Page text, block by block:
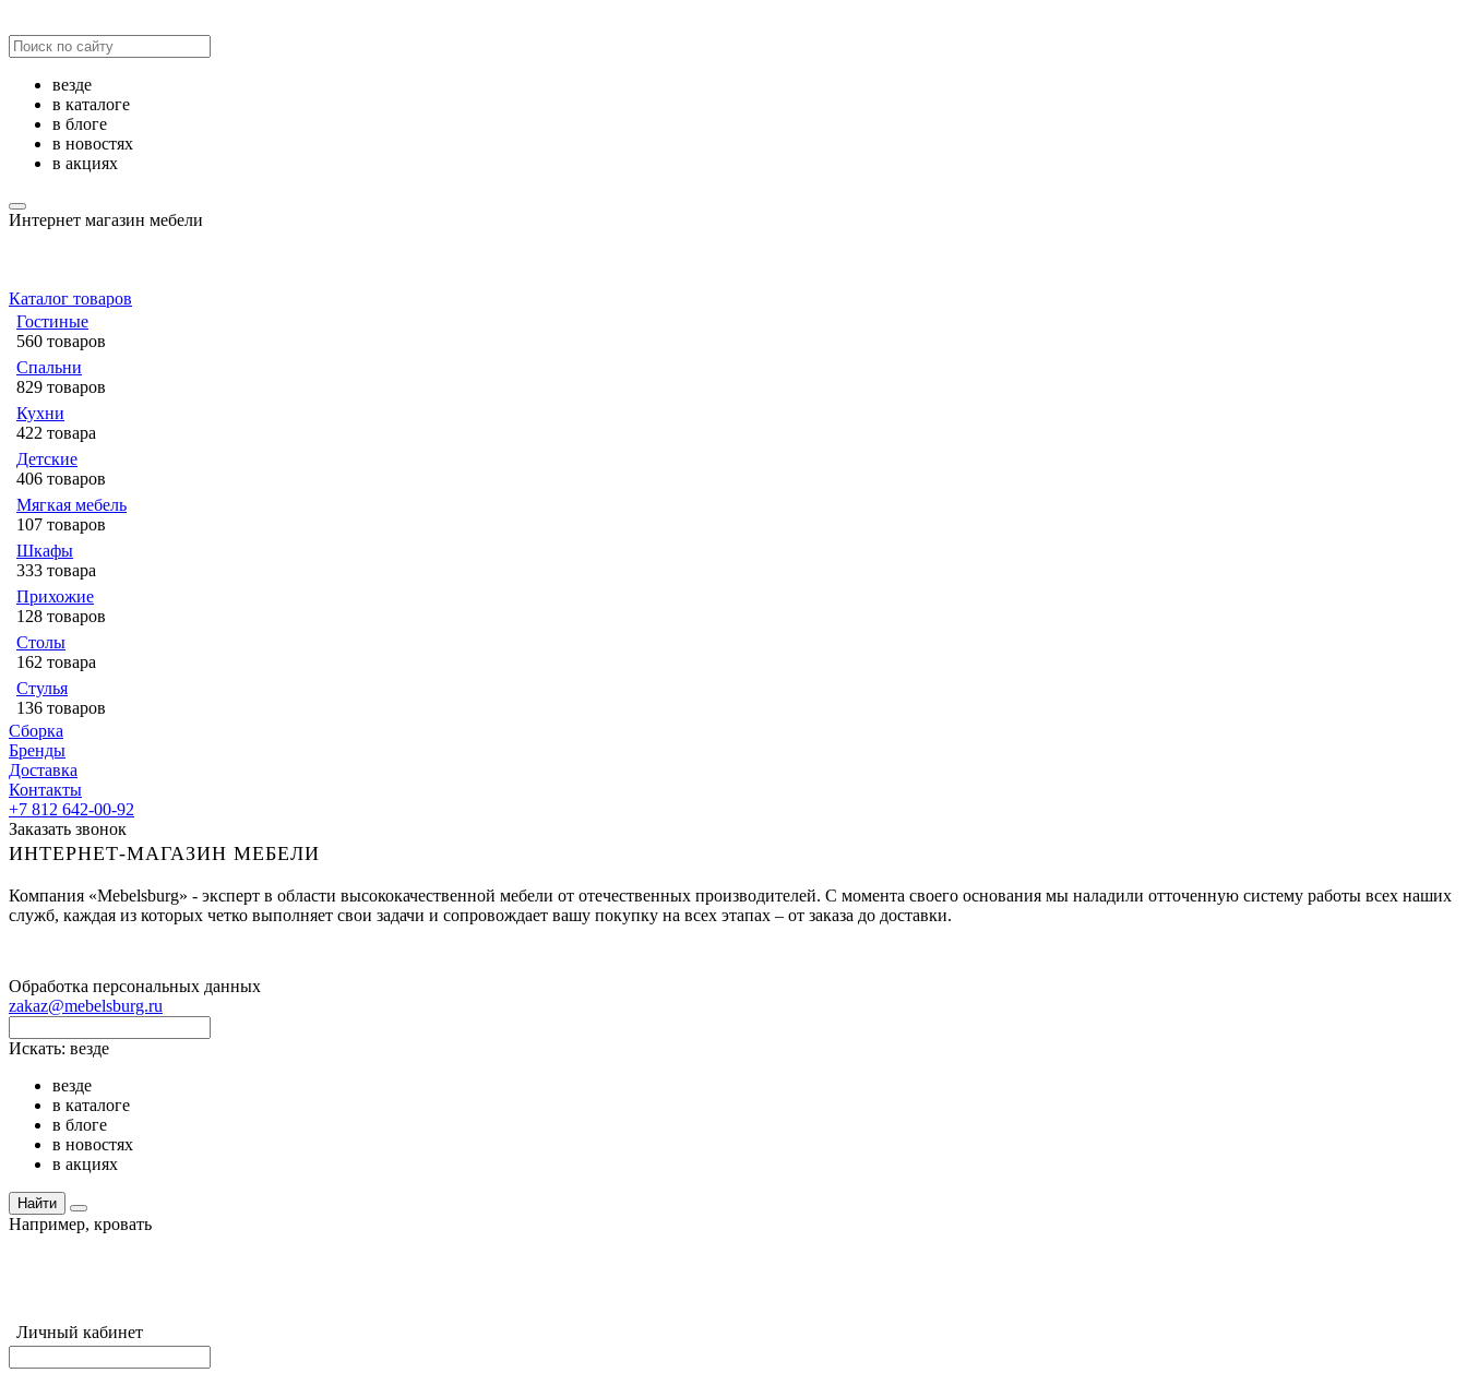
везде
в каталоге
в блоге
в новостях
в акциях
Интернет магазин мебели
Каталог товаров
Гостиные
560 товаров
Спальни
829 товаров
Кухни
422 товара
Детские
406 товаров
Мягкая мебель
107 товаров
Шкафы
333 товара
Прихожие
128 товаров
Столы
162 товара
Стулья
136 товаров
Сборка
Бренды
Доставка
Контакты
+7 812 642-00-92
Заказать звонок
ИНТЕРНЕТ-МАГАЗИН МЕБЕЛИ
Компания «Mebelsburg» - эксперт в области высококачественной мебели от отечественных производителей. С момента своего основания мы наладили отточенную систему работы всех наших
служб, каждая из которых четко выполняет свои задачи и сопровождает вашу покупку на всех этапах – от заказа до доставки.
Обработка персональных данных
zakaz@mebelsburg.ru
Искать: везде
везде
в каталоге
в блоге
в новостях
в акциях
Найти
Например, кровать
Личный кабинет